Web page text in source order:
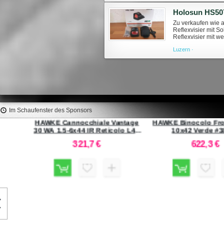
Zu verkaufen wie
Reflexvisier mit
Reflexvisier mit
Luzern ·
Im Schaufenster des Sponsors